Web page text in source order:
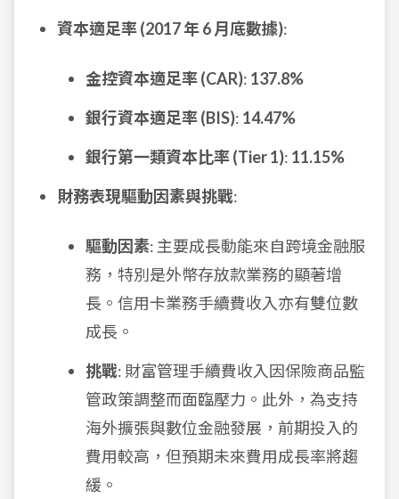
資本適足率 (2017 年 6 月底數據):
金控資本適足率 (CAR): 137.8%
銀行資本適足率 (BIS): 14.47%
銀行第一類資本比率 (Tier 1): 11.15%
財務表現驅動因素與挑戰:
驅動因素: 主要成長動能來自跨境金融服
務，特別是外幣存放款業務的顯著增
長。信用卡業務手續費收入亦有雙位數
成長。
挑戰: 財富管理手續費收入因保險商品監
管政策調整而面臨壓力。此外，為支持
海外擴張與數位金融發展，前期投入的
費用較高，但預期未來費用成長率將趨
緩。